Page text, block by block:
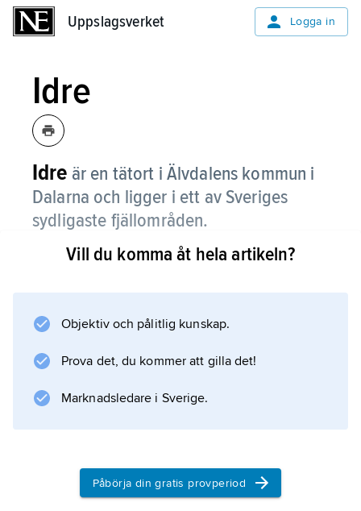
Uppslagsverket Logga in
Idre
Idre är en tätort i Älvdalens kommun i
Dalarna och ligger i ett av Sveriges
sydligaste fjällområden.
I samhället bor cirka 650 personer, och många
Sveriges sydligaste sameby.
Information om artikeln
Vill du komma åt hela artikeln?
Objektiv och pålitlig kunskap.
Prova det, du kommer att gilla det!
Marknadsledare i Sverige.
Påbörja din gratis provperiod